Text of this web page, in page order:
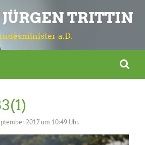
TRITTIN
a.D.
2017 um 10:49 Uhr.